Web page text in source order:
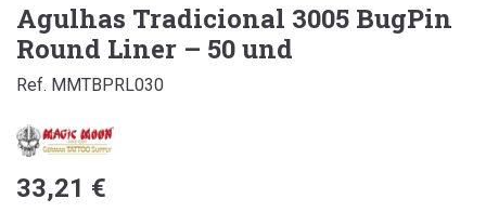
Agulhas Tradicional 3005 BugPin
Round Liner – 50 und
Ref. MMTBPRL030
33,21 €